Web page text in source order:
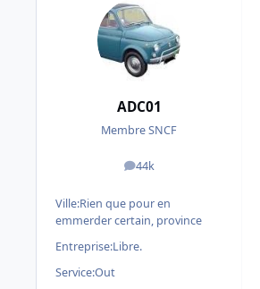
ADC01
Membre SNCF
44k
messages
Ville:Rien que pour en
emmerder certain, province
Entreprise:Libre.
Service:Out